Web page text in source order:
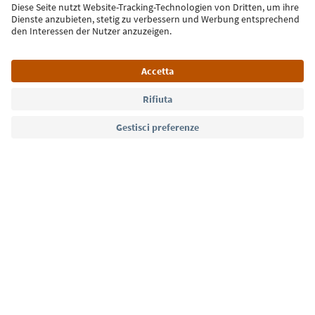
Iscriviti alla newsletter